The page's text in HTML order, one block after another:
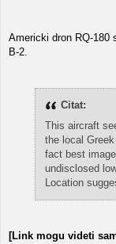
Americki dron RQ-180
B-2.
Citat:
This aircraft
the local
fact best
undisclosed
Location
[Link mogu videti